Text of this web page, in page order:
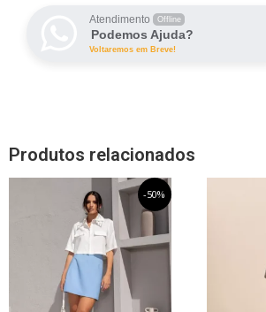
Atendimento Offline
Podemos Ajuda?
Voltaremos em Breve!
Produtos relacionados
-50%
preço
original
era:
R$239,99.
O
preço
atual
R$119,99.
Este
produto
várias
variantes.
opções